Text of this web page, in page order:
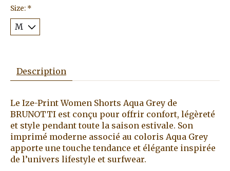
Size: *
Description
Le Ize-Print Women Shorts Aqua Grey de
BRUNOTTI est conçu pour offrir confort, légèreté
et style pendant toute la saison estivale. Son
imprimé moderne associé au coloris Aqua Grey
apporte une touche tendance et élégante inspirée
de l’univers lifestyle et surfwear.